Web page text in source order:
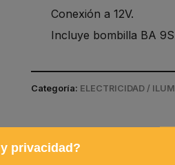
Conexión a 12V.
Incluye bombilla BA
Categoría: ELECTRICIDAD /
privacidad?